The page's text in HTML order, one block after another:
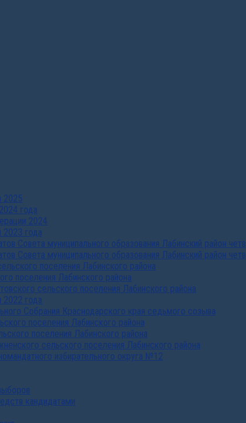
2025
года
2024
2023 года
Совета муниципального образования Лабинский район
Совета муниципального образования Лабинский район
поселения Лабинского района
поселения Лабинского района
сельского поселения Лабинского района
2022 года
Собрания Краснодарского края седьмого созыва
поселения Лабинского района
поселения Лабинского района
сельского поселения Лабинского района
избирательного округа №12
кандидатами